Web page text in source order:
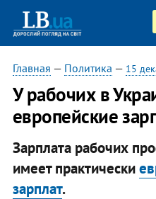
Главная — Политика — 15
​У рабочих в
европейские
Зарплата рабочих
имеет практически
зарплат.